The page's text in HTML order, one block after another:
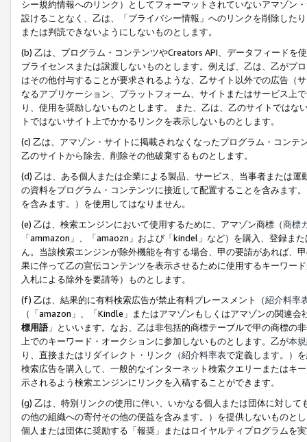
シー規約情報へのリンク）としてフォーマットされていないアマゾン
設けることなく、乙は、「プライバシー情報」へのリンクを削除した
または判読できないようにしないものとします。
(b) 乙は、プログラム・コンテンツやCreators API、データフィード
ブライセンスまたは譲渡しないものとします。例えば、乙は、乙がプ
はその他付与することが要求されるような、乙サイト以外での広告（
なるアプリケーション、プラットフォーム、サイトまたはサービス上
り、使用を奨励しないものとします。 また、乙は、乙のサイトでは
トではないサイト上でかかるリンクを表示しないものとします。
(c) 乙は、アマゾン・サイトに掲載されなくなったプログラム・コン
乙のサイトから除去、削除その他破棄するものとします。
(d) 乙は、ある個人または企業による製品、サービス、当事者または
の資料をプログラム・コンテンツに接近して配置することを含みます
を含みます。）を使用してはなりません。
(e) 乙は、検索エンジンにおいて使用するために、アマゾン商標（商標
「ammazon」、「amaozn」および「kindel」など）を購入、登録ま
ん。当該検索エンジンが除外機能を有する場合、甲の要請があれば、
果に伴って乙の宣伝コンテンツを表示させるために使用するキーワー
入札による除外を要請等）ものとします。
(f) 乙は、結果的に有料検索広告が禁止有料プレースメント（紹介料率
（「amazon」、「Kindle」またはアマゾンもしくはアマゾンの関連
標用語」といいます。なお、乙は非包括的商標テーブルで甲の商標の
上でのキーワード・オークションに参加しないものとします。乙が本
り、直接またはリダイレクト・リンク（紹介料率表で定義します。）
検索広告を購入して、一般的なインターネット検索クエリーまたはキ
示されるよう検索エンジンにリンクを入稿することができます。
(g) 乙は、特別リンクの使用に伴い、いかなる個人または団体に対し
の他の組織への寄付その他の便益を含みます。）を提供しないものと
個人または団体に奨励する「報奨」またはロイヤルティプログラムを